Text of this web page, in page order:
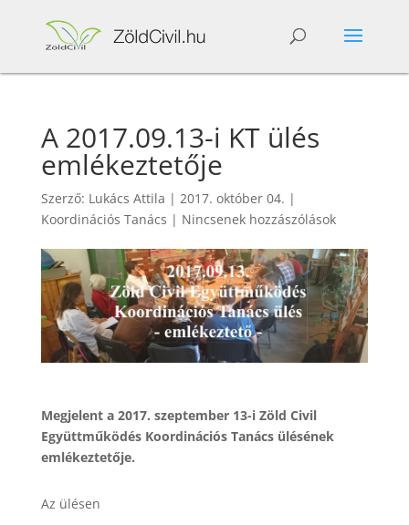
A 2017.09.13-i KT ülés
emlékeztetője
Szerző: Lukács Attila | 2017. október 04. |
Koordinációs Tanács | Nincsenek hozzászólások
Megjelent a 2017. szeptember 13-i Zöld Civil
Együttműködés Koordinációs Tanács ülésének
emlékeztetője.
Az ülésen